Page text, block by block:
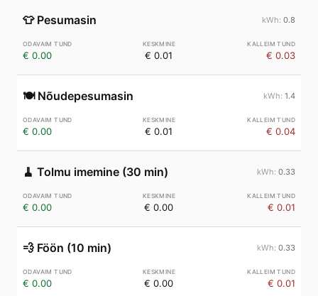
👕 Pesumasin 0.8
€ 0.00 € 0.01 € 0.03
🍽️ Nõudepesumasin 1.4
€ 0.00 € 0.01 € 0.04
🧹 Tolmu imemine (30 min) 0.33
€ 0.00 € 0.00 € 0.01
💨 Föön (10 min) 0.33
€ 0.00 € 0.00 € 0.01